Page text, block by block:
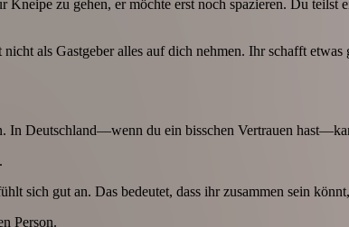
zu gehen, er möchte erst noch spazieren. Du teilst
als Gastgeber alles auf dich nehmen. Ihr schafft etwas
In Deutschland—wenn du ein bisschen Vertrauen
sich gut an. Das bedeutet, dass ihr zusammen sein
Person.